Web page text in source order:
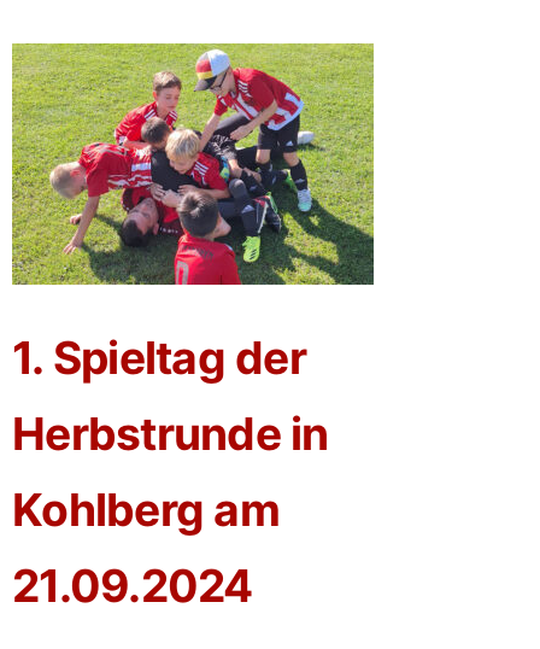
1. Spieltag der
Herbstrunde in
Kohlberg am
21.09.2024